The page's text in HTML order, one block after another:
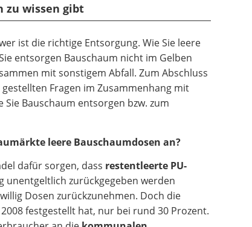
zu wissen gibt
ist die richtige Entsorgung. Wie Sie leere
entsorgen Bauschaum nicht im Gelben
mit sonstigem Abfall. Zum Abschluss
Fragen im Zusammenhang mit
Sie Bauschaum entsorgen bzw. zum
leere Bauschaumdosen an?
dafür sorgen, dass restentleerte PU-
zurückgegeben werden
Dosen zurückzunehmen. Doch die
festgestellt hat, nur bei rund 30 Prozent.